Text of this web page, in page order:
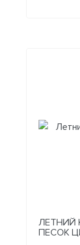
ЛЕТНИЙ
ПЕСОК